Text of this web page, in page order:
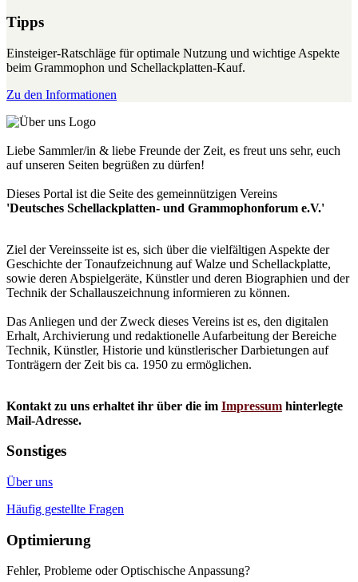
Tipps
Einsteiger-Ratschläge für optimale Nutzung und wichtige Aspekte
beim Grammophon und Schellackplatten-Kauf.
Zu den Informationen
Liebe Sammler/in & liebe Freunde der Zeit, es freut uns sehr, euch
auf unseren Seiten begrüßen zu dürfen!
Dieses Portal ist die Seite des gemeinnützigen Vereins
'Deutsches Schellackplatten- und Grammophonforum e.V.'
Ziel der Vereinsseite ist es, sich über die vielfältigen Aspekte der
Geschichte der Tonaufzeichnung auf Walze und Schellackplatte,
sowie deren Abspielgeräte, Künstler und deren Biographien und der
Technik der Schallauszeichnung informieren zu können.
Das Anliegen und der Zweck dieses Vereins ist es, den digitalen
Erhalt, Archivierung und redaktionelle Aufarbeitung der Bereiche
Technik, Künstler, Historie und künstlerischer Darbietungen auf
Tonträgern der Zeit bis ca. 1950 zu ermöglichen.
Kontakt zu uns erhaltet ihr über die im Impressum hinterlegte
Mail-Adresse.
Sonstiges
Über uns
Häufig gestellte Fragen
Optimierung
Fehler, Probleme oder Optischische Anpassung?